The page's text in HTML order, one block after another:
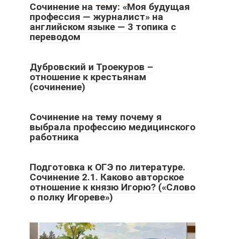
Сочинение на тему: «Моя будущая
профессия — журналист» на
английском языке — 3 топика с
переводом
Дубровский и Троекуров –
отношение к крестьянам
(сочинение)
Сочинение на тему почему я
выбрала профессию медицинского
работника
Подготовка к ОГЭ по литературе.
Сочинение 2.1. Каково авторское
отношение к князю Игорю? («Слово
о полку Игореве»)